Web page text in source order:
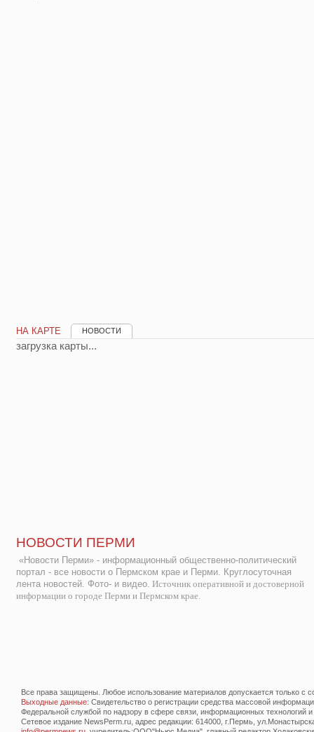
НА КАРТЕ НОВОСТИ
загрузка карты...
НОВОСТИ ПЕРМИ
«Новости Перми» - информационный общественно-политический
портал - все новости о Пермском крае и Перми. Круглосуточная
лента новостей. Фото- и видео. Источник оперативной и достоверной
информации о городе Перми и Пермском крае.
Все права защищены. Любое использование материалов допускается только с
Выходные данные: Свидетельство о регистрации средства массовой
Федеральной службой по надзору в сфере связи, информационных технологий
Сетевое издание NewsPerm.ru, адрес редакции: 614000, г.Пермь,